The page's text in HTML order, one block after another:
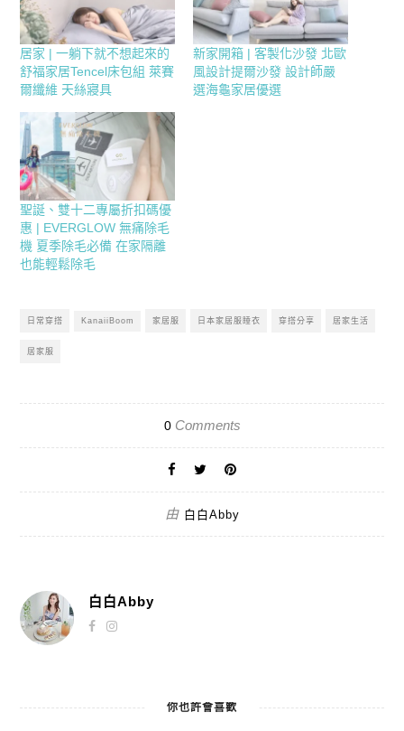
居家 | 一躺下就不想起來的
舒福家居Tencel床包組 萊賽
爾纖維 天絲寢具
新家開箱 | 客製化沙發 北歐
風設計提爾沙發 設計師嚴
選海龜家居優選
聖誕、雙十二專屬折扣碼優
惠 | EVERGLOW 無痛除毛
機 夏季除毛必備 在家隔離
也能輕鬆除毛
日常穿搭 KanaiiBoom 家居服 ⽇本家居服睡衣 穿搭分享 居家⽣活
居家服
0Comments
由 白白Abby
白白Abby
你也許會喜歡